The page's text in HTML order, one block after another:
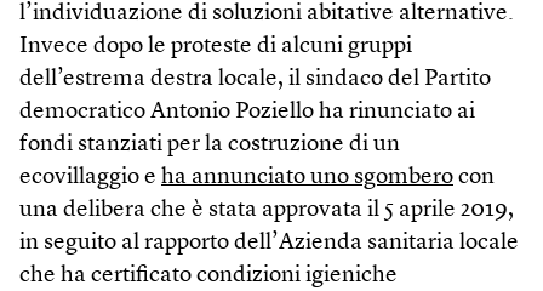
l’individuazione di soluzioni abitative alternative.
Invece dopo le proteste di alcuni gruppi
dell’estrema destra locale, il sindaco del Partito
democratico Antonio Poziello ha rinunciato ai
fondi stanziati per la costruzione di un
ecovillaggio e ha annunciato uno sgombero con
una delibera che è stata approvata il 5 aprile 2019,
in seguito al rapporto dell’Azienda sanitaria locale
che ha certificato condizioni igieniche